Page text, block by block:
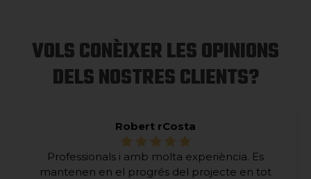
VOLS CONÈIXER LES OPINIONS
DELS NOSTRES CLIENTS?
Robert rCosta
Professionals i amb molta experiència. Es
mantenen en el progrés del projecte en tot